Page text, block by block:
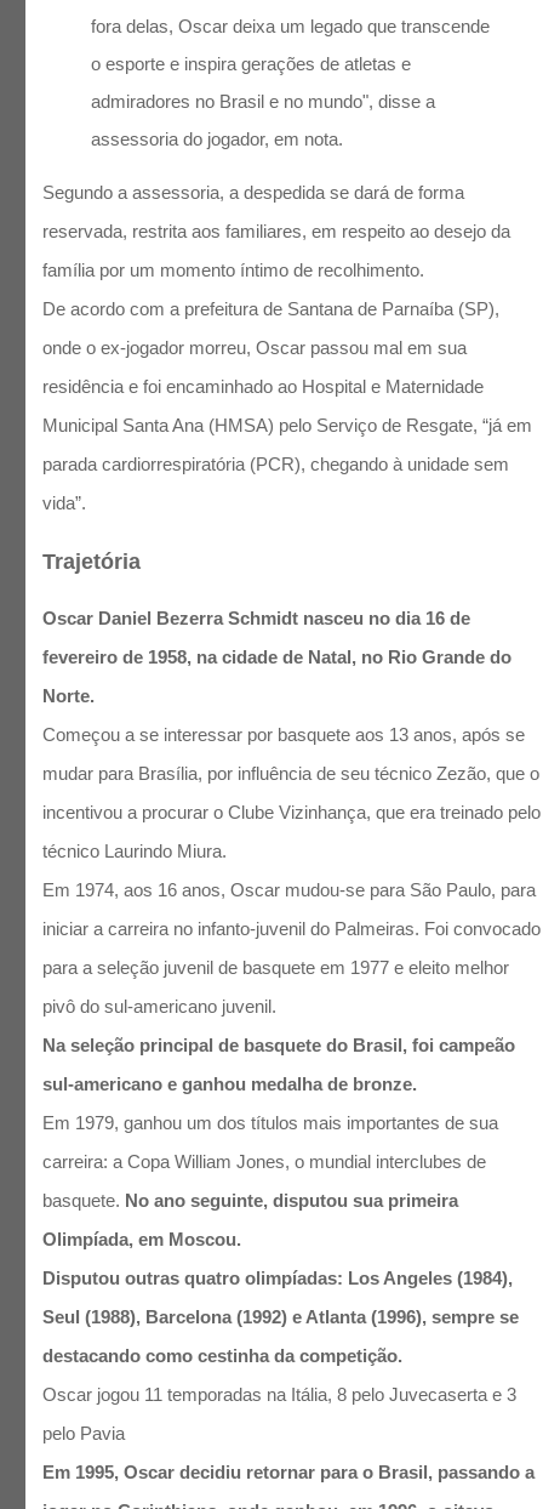
fora delas, Oscar deixa um legado que transcende
o esporte e inspira gerações de atletas e
admiradores no Brasil e no mundo", disse a
assessoria do jogador, em nota.
Segundo a assessoria, a despedida se dará de forma
reservada, restrita aos familiares, em respeito ao desejo da
família por um momento íntimo de recolhimento.
De acordo com a prefeitura de Santana de Parnaíba (SP),
onde o ex-jogador morreu, Oscar passou mal em sua
residência e foi encaminhado ao Hospital e Maternidade
Municipal Santa Ana (HMSA) pelo Serviço de Resgate, “já em
parada cardiorrespiratória (PCR), chegando à unidade sem
vida”.
Trajetória
Oscar Daniel Bezerra Schmidt nasceu no dia 16 de
fevereiro de 1958, na cidade de Natal, no Rio Grande do
Norte.
Começou a se interessar por basquete aos 13 anos, após se
mudar para Brasília, por influência de seu técnico Zezão, que o
incentivou a procurar o Clube Vizinhança, que era treinado pelo
técnico Laurindo Miura.
Em 1974, aos 16 anos, Oscar mudou-se para São Paulo, para
iniciar a carreira no infanto-juvenil do Palmeiras. Foi convocado
para a seleção juvenil de basquete em 1977 e eleito melhor
pivô do sul-americano juvenil.
Na seleção principal de basquete do Brasil, foi campeão
sul-americano e ganhou medalha de bronze.
Em 1979, ganhou um dos títulos mais importantes de sua
carreira: a Copa William Jones, o mundial interclubes de
basquete. No ano seguinte, disputou sua primeira
Olimpíada, em Moscou.
Disputou outras quatro olimpíadas: Los Angeles (1984),
Seul (1988), Barcelona (1992) e Atlanta (1996), sempre se
destacando como cestinha da competição.
Oscar jogou 11 temporadas na Itália, 8 pelo Juvecaserta e 3
pelo Pavia
Em 1995, Oscar decidiu retornar para o Brasil, passando a